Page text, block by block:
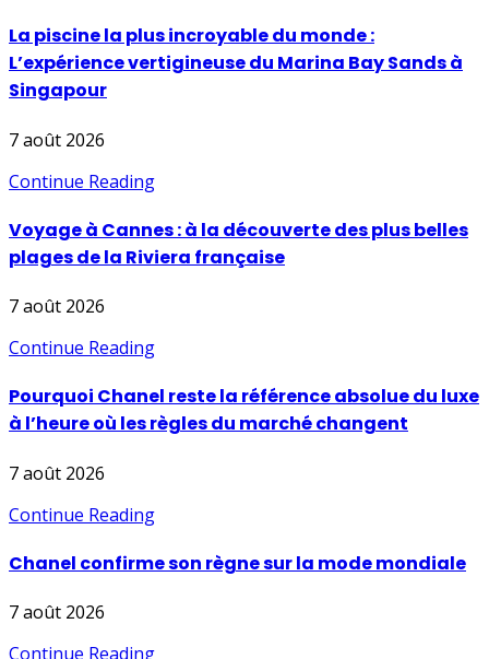
La piscine la plus incroyable du monde :
L’expérience vertigineuse du Marina Bay Sands à
Singapour
7 août 2026
Continue Reading
Voyage à Cannes : à la découverte des plus belles
plages de la Riviera française
7 août 2026
Continue Reading
Pourquoi Chanel reste la référence absolue du luxe
à l’heure où les règles du marché changent
7 août 2026
Continue Reading
Chanel confirme son règne sur la mode mondiale
7 août 2026
Continue Reading